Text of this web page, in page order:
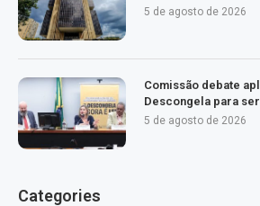
5 de agosto de 2026
Comissão debate
Descongela para
5 de agosto de 2026
Categories